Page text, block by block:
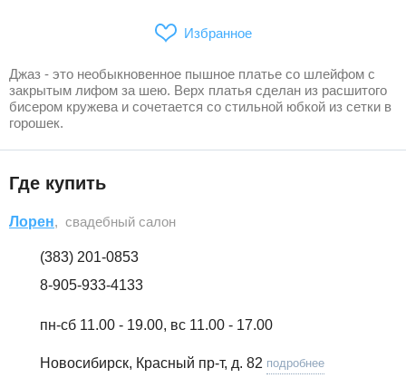
Избранное
Джаз - это необыкновенное пышное платье со шлейфом с
закрытым лифом за шею. Верх платья сделан из расшитого
бисером кружева и сочетается со стильной юбкой из сетки в
горошек.
Где купить
Лорен, свадебный салон
(383) 201-0853
8-905-933-4133
пн-сб 11.00 - 19.00, вс 11.00 - 17.00
Новосибирск, Красный пр-т, д. 82 подробнее